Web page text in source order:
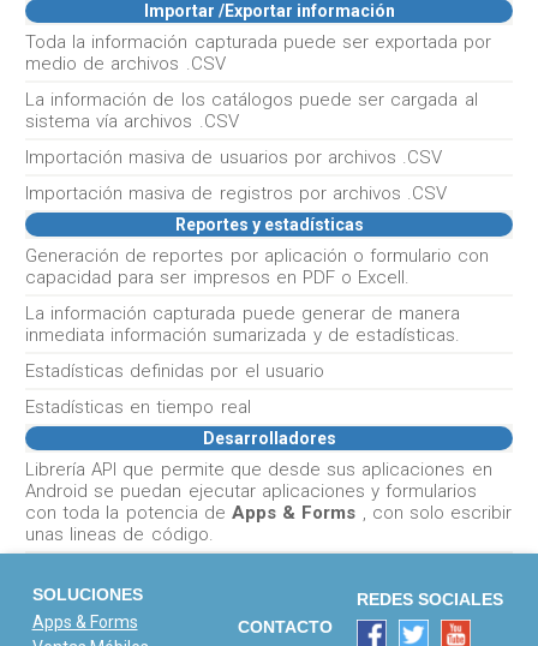
Importar /Exportar información
Toda la información capturada puede ser exportada por
medio de archivos .CSV
La información de los catálogos puede ser cargada al
sistema vía archivos .CSV
Importación masiva de usuarios por archivos .CSV
Importación masiva de registros por archivos .CSV
Reportes y estadísticas
Generación de reportes por aplicación o formulario con
capacidad para ser impresos en PDF o Excell.
La información capturada puede generar de manera
inmediata información sumarizada y de estadísticas.
Estadísticas definidas por el usuario
Estadísticas en tiempo real
Desarrolladores
Librería API que permite que desde sus aplicaciones en
Android se puedan ejecutar aplicaciones y formularios
con toda la potencia de Apps & Forms , con solo escribir
unas lineas de código.
SOLUCIONES
Apps & Forms
CONTACTO
REDES SOCIALES